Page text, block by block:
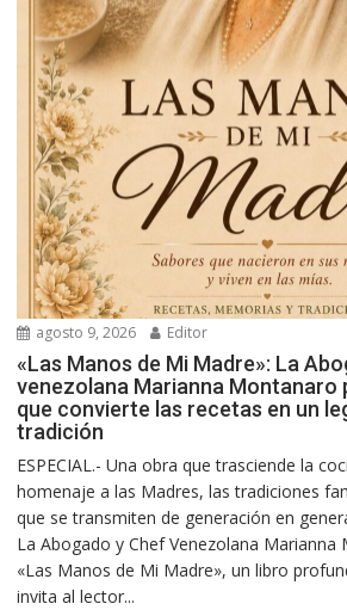
agosto 9, 2026 Editor
«Las Manos de Mi Madre»: La
venezolana Marianna Montanaro
que convierte las recetas en un
tradición
ESPECIAL.- Una obra que trasciende la
homenaje a las Madres, las tradiciones
que se transmiten de generación en
La Abogado y Chef Venezolana
«Las Manos de Mi Madre», un libro
invita al lector...